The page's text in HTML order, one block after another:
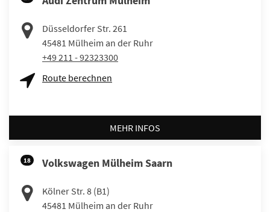
Düsseldorfer Str. 261
45481 Mülheim an der Ruhr
+49 211 - 92323300
Route berechnen
MEHR INFOS
18 Volkswagen Mülheim Saarn
Kölner Str. 8 (B1)
45481 Mülheim an der Ruhr